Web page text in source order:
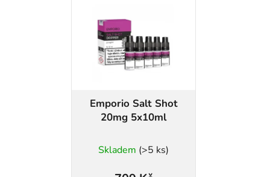
Emporio Salt Shot
20mg 5x10ml
Skladem (>5 ks)